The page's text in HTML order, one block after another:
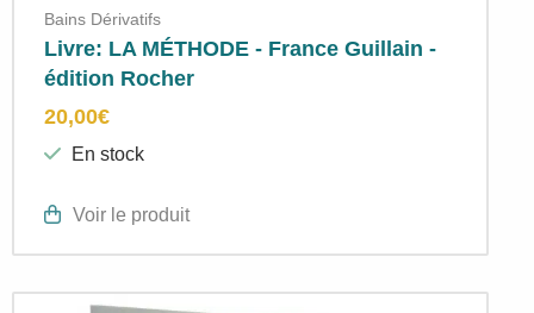
Bains Dérivatifs
Livre: LA MÉTHODE - France Guillain -
édition Rocher
20,00€
En stock
Voir le produit